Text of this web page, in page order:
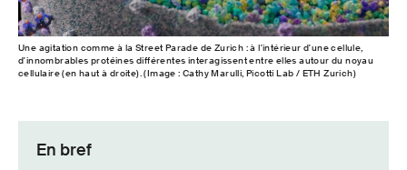
Une agitation comme à la Street Parade de Zurich : à l'intérieur d'une cellule,
d'innombrables protéines différentes interagissent entre elles autour du noyau
cellulaire (en haut à droite). (Image : Cathy Marulli, Picotti Lab / ETH Zurich)
En bref